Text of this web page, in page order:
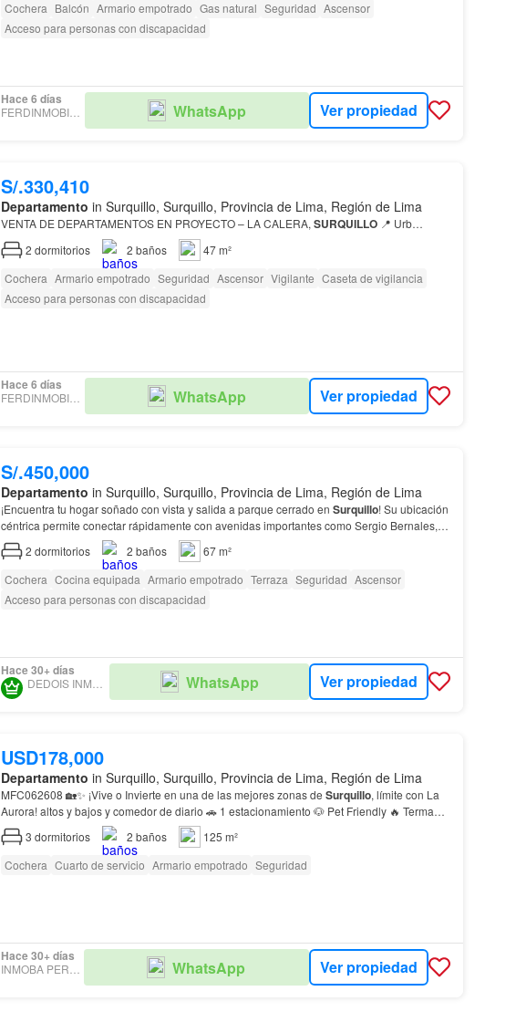
Cochera Balcón Armario empotrado Gas natural Seguridad Ascensor
Acceso para personas con discapacidad
Hace 6 días
FERDINMOBILIARIA WhatsApp Ver propiedad
S/.330,410
Departamento in Surquillo, Surquillo, Provincia de Lima, Región de Lima
VENTA DE DEPARTAMENTOS EN PROYECTO – LA CALERA, SURQUILLO 📍 Urb…
2 dormitorios 2 baños
47 m²
Cochera Armario empotrado Seguridad Ascensor Vigilante Caseta de vigilancia
Acceso para personas con discapacidad
Hace 6 días
FERDINMOBILIARIA WhatsApp Ver propiedad
S/.450,000
Departamento in Surquillo, Surquillo, Provincia de Lima, Región de Lima
¡Encuentra tu hogar soñado con vista y salida a parque cerrado en Surquillo! Su ubicación
céntrica permite conectar rápidamente con avenidas importantes como Sergio Bernales,
República de Panamá,
y Roca-Boloña, además…
2 dormitorios 2 baños
67 m²
Cochera Cocina equipada Armario empotrado Terraza Seguridad Ascensor
Acceso para personas con discapacidad
Hace 30+ días
WhatsApp Ver propiedad
USD178,000
Departamento in Surquillo, Surquillo, Provincia de Lima, Región de Lima
MFC062608 🏡✨ ¡Vive o Invierte en una de las mejores zonas de Surquillo, límite con La
Aurora! altos y bajos y comedor de diario 🚗 1 estacionamiento 🐶 Pet Friendly 🔥 Terma
incluida 💡 Luminarias incluidas 🪟 Cortinas incl…
3 dormitorios 2 baños
125 m²
Cochera Cuarto de servicio Armario empotrado Seguridad
Hace 30+ días
WhatsApp Ver propiedad